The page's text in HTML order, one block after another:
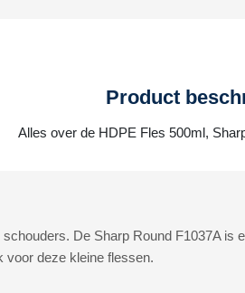
Product
Alles over de HDPE Fles 500ml,
De Sharp Round F1037A
voor deze kleine flessen.